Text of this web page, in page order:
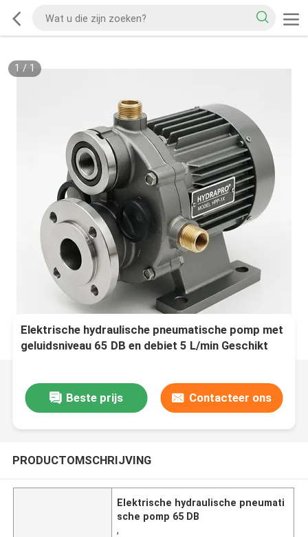
1 / 1
Elektrische hydraulische pneumatische pomp met
geluidsniveau 65 DB en debiet 5 L/min Geschikt
Beste prijs Contacteer ons
PRODUCTOMSCHRIJVING
Elektrische hydraulische pneumati
sche pomp 65 DB
,